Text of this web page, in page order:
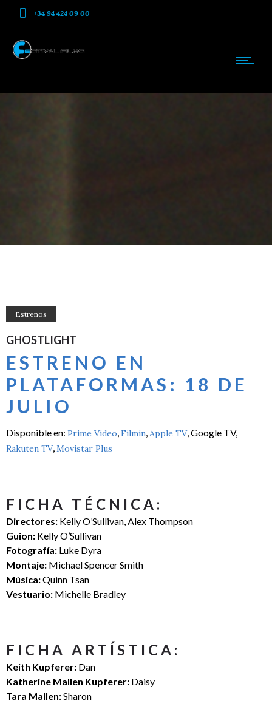
+34 94 424 09 00
Estrenos
GHOSTLIGHT
ESTRENO EN
PLATAFORMAS: 18 DE
JULIO
Disponible en: Prime Video,Filmin,Apple TV, Google TV,
Rakuten TV,Movistar Plus
FICHA TÉCNICA:
Directores: Kelly O’Sullivan, Alex Thompson
Guion: Kelly O’Sullivan
Fotografía: Luke Dyra
Montaje: Michael Spencer Smith
Música:Quinn Tsan
Vestuario: Michelle Bradley
FICHA ARTÍSTICA:
Keith Kupferer: Dan
Katherine Mallen Kupferer: Daisy
Tara Mallen:Sharon